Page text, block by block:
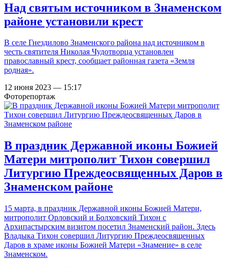
Над святым источником в Знаменском
районе установили крест
В селе Гнездилово Знаменского района над источником в
честь святителя Николая Чудотворца установлен
православный крест, сообщает районная газета «Земля
родная».
12 июня 2023 — 15:17
Фоторепортаж
В праздник Державной иконы Божией
Матери митрополит Тихон совершил
Литургию Преждеосвященных Даров в
Знаменском районе
15 марта, в праздник Державной иконы Божией Матери,
митрополит Орловский и Болховский Тихон с
Архипастырским визитом посетил Знаменский район. Здесь
Владыка Тихон совершил Литургию Преждеосвященных
Даров в храме иконы Божией Матери «Знамение» в селе
Знаменском.